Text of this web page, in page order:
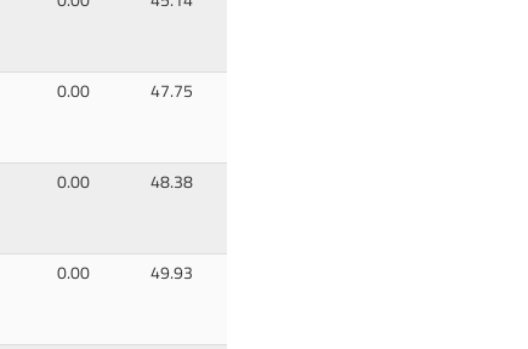
0.00 47.75
0.00 48.38
0.00 49.93